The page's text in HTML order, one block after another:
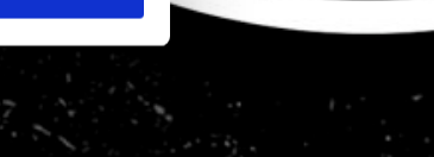
joukkuetta –
juniorikoripall